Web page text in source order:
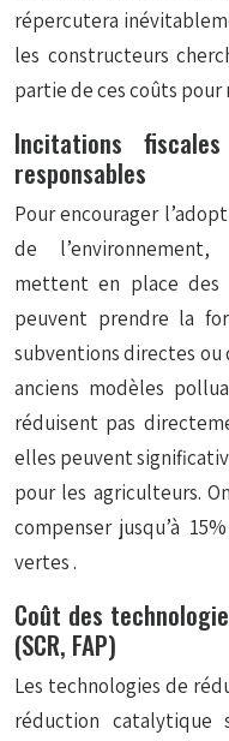
répercutera
les constructeurs
partie de ces coûts
Incitations
responsables
Pour encourager
de
mettent en place des
peuvent prendre la
subventions directes ou
anciens modèles
réduisent pas
elles peuvent
pour les agriculteurs.
compenser jusqu’à
vertes.
Coût des
(SCR, FAP)
Les technologies de
réduction